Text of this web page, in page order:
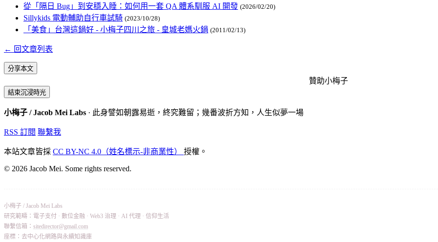
從「隔日 Bug」到安穩入睡：如何用一套 QA 體系馴服 AI 開發 (2026/02/20)
Sillykids 電動輔助自行車試騎 (2023/10/28)
「美食」台灣這鍋好 - 小梅子四川之旅 - 皇城老媽火鍋 (2011/02/13)
← 回文章列表
分享本文
贊助小梅子
結束沉浸時光
小梅子 / Jacob Mei Labs · 此身譬如朝露易逝，終究難留；幾番波折方知，人生似夢一場
RSS 訂閱 聯繫我
本站文章皆採 CC BY-NC 4.0（姓名標示-非商業性） 授權。
© 2026 Jacob Mei. Some rights reserved.
小梅子 / Jacob Mei Labs
研究範疇：電子支付 · 數位金融 · Web3 治理 · AI 代理 · 信仰生活
聯繫信箱： sitedirector@gmail.com
座標：去中心化網路與永續知識庫